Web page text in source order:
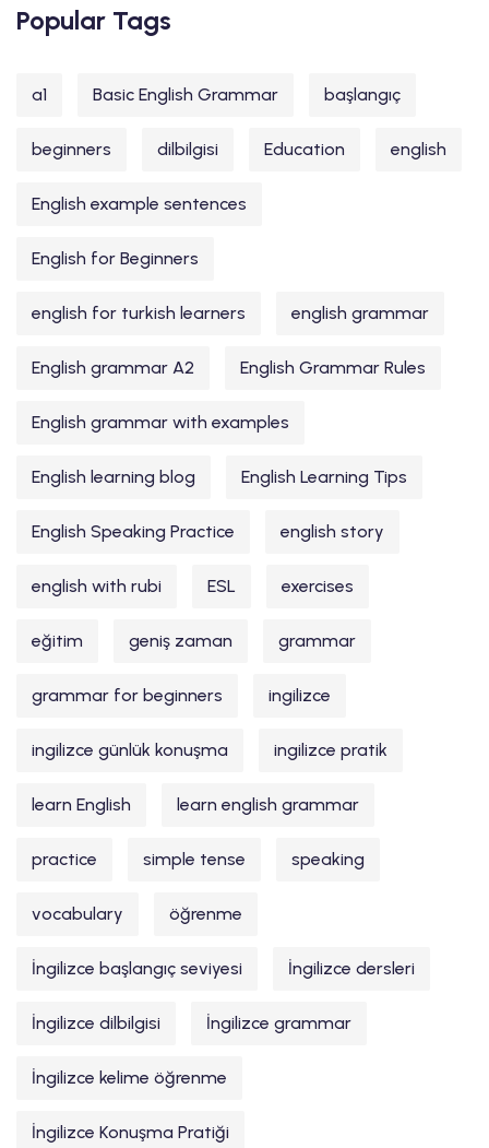
Popular Tags
a1 Basic English Grammar başlangıç
beginners dilbilgisi Education english
English example sentences
English for Beginners
english for turkish learners english grammar
English grammar A2 English Grammar Rules
English grammar with examples
English learning blog English Learning Tips
English Speaking Practice english story
english with rubi ESL exercises
eğitim geniş zaman grammar
grammar for beginners ingilizce
ingilizce günlük konuşma ingilizce pratik
learn English learn english grammar
practice simple tense speaking
vocabulary öğrenme
İngilizce başlangıç seviyesi İngilizce dersleri
İngilizce dilbilgisi İngilizce grammar
İngilizce kelime öğrenme
İngilizce Konuşma Pratiği